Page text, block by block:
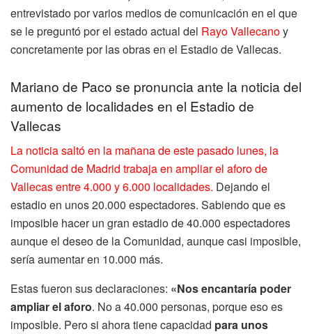
entrevistado por varios medios de comunicación en el que
se le preguntó por el estado actual del Rayo Vallecanoy
concretamente por las obras en el Estadio de Vallecas.
Mariano de Paco se pronuncia ante la noticia del
aumento de localidades en el Estadio de
Vallecas
La noticia saltó en la mañana de este pasado lunes, la
Comunidad de Madrid trabaja en ampliar el aforo de
Vallecas entre 4.000 y 6.000 localidades. Dejando el
estadio en unos 20.000 espectadores. Sabiendo que es
imposible hacer un gran estadio de 40.000 espectadores
aunque el deseo de la Comunidad, aunque casi imposible,
sería aumentar en 10.000 más.
Estas fueron sus declaraciones: «Nos encantaría poder
ampliar el aforo. No a 40.000 personas, porque eso es
imposible. Pero si ahora tiene capacidad para unos